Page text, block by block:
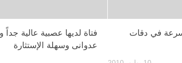
فتاة لديها عصبية عالية
عدوانى وسهلة الإستثارة
في دقات